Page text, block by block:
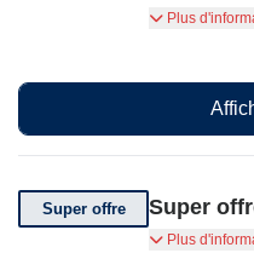
Vous pouvez
les 90 jours
Plus
Super offre Super
Super offres
Plus